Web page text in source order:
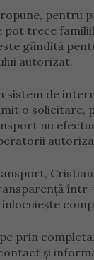
pentru
pot trece
gândită
autorizat.
sistem de
o solicitare,
nu
prin
și